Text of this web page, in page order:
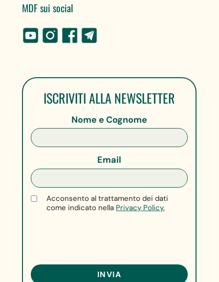
MDF sui social
ISCRIVITI ALLA NEWSLETTER
Nome e Cognome
Email
Acconsento al trattamento dei dati
come indicato nella Privacy Policy.